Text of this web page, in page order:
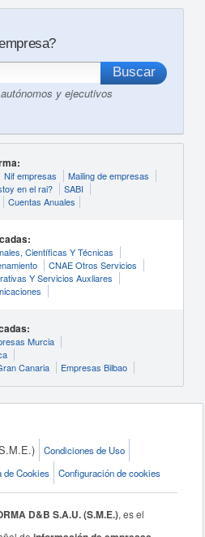
y ejecutivos
Nif empresas
Mailing de empresas
en el rai?
SABI
Cuentas Anuales
Científicas Y Técnicas
CNAE Otros Servicios
Y Servicios Auxliares
Murcia
Canaria
Empresas Bilbao
Condiciones de Uso
de Cookies Configuración de cookies
D&B S.A.U. (S.M.E.), es el